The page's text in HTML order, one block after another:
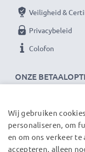
ONZE
Veiligheid &
Privacybeleid
Colofon
ONZE
Wij gebruiken
personaliseren, om
en om ons verkeer te
accepteren, alleen